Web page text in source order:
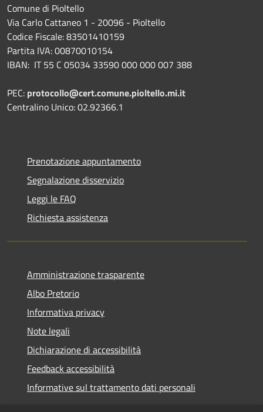
Comune di Pioltello
Via Carlo Cattaneo 1 - 20096 - Pioltello
Codice Fiscale: 83501410159
Partita IVA: 00870010154
IBAN: IT 55 C 05034 33590 000 000 007 388
PEC: protocollo@cert.comune.pioltello.mi.it
Centralino Unico: 02.92366.1
Prenotazione appuntamento
Segnalazione disservizio
Leggi le FAQ
Richiesta assistenza
Amministrazione trasparente
Albo Pretorio
Informativa privacy
Note legali
Dichiarazione di accessibilità
Feedback accessibilità
Informative sul trattamento dati personali